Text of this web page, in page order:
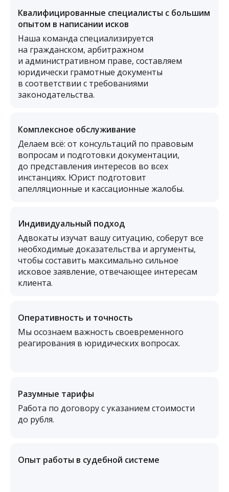
Квалифицированные специалисты с большим
опытом в написании исков
Наша команда специализируется
на гражданском, арбитражном
и административном праве, составляем
юридически грамотные документы
в соответствии с требованиями
законодательства.
Комплексное обслуживание
Делаем всё: от консультаций по правовым
вопросам и подготовки документации,
до представления интересов во всех
инстанциях. Юрист подготовит
апелляционные и кассационные жалобы.
Индивидуальный подход
Адвокаты изучат вашу ситуацию, соберут все
необходимые доказательства и аргументы,
чтобы составить максимально сильное
исковое заявление, отвечающее интересам
клиента.
Оперативность и точность
Мы осознаем важность своевременного
реагирования в юридических вопросах.
Разумные тарифы
Работа по договору с указанием стоимости
до рубля.
Опыт работы в судебной системе